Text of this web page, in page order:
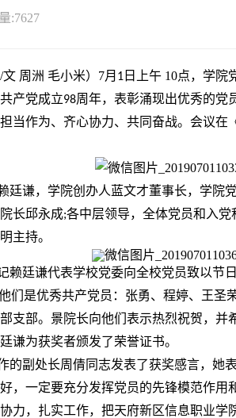
:7627
周洲 毛小米）7月 1 日上午 10点，学院
产党成立98周年，表彰涌现出优秀的党
当作为、齐心协力、共同奋战。会议在
廷谦，学院创办人蓝文才董事长，学院
长邱永成;各中层领导，全体党员和入
主持。
赖廷谦代表学校党委向全校党员致以节
们是优秀共产党员：张勇、程婷、王圣
支部。景院长向他们表示热烈祝贺，并
谦为获奖者颁发了荣誉证书。
的副处长周倩同志发表了获奖感言，她
，一定要充分发挥党员的先锋模范作用
力，扎实工作，把天府新区信息职业学